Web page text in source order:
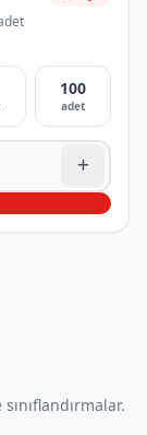
100
adet